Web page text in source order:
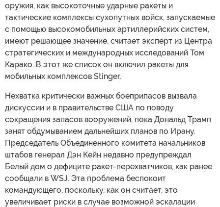
оружия, как высокоточные ударные ракеты и
тактические комплексы сухопутных войск, запускаемые
с помощью высокомобильных артиллерийских систем,
имеют решающее значение, считает эксперт из Центра
стратегических и международных исследований Том
Карако. В этот же список он включил ракеты для
мобильных комплексов Stinger.
Нехватка критически важных боеприпасов вызвала
дискуссии и в правительстве США по поводу
сокращения запасов вооружений, пока Дональд Трамп
занят обдумыванием дальнейших планов по Ирану.
Председатель Объединенного комитета начальников
штабов генерал Дэн Кейн недавно предупреждал
Белый дом о дефиците ракет-перехватчиков, как ранее
сообщали в WSJ. Эта проблема беспокоит
командующего, поскольку, как он считает, это
увеличивает риски в случае возможной эскалации